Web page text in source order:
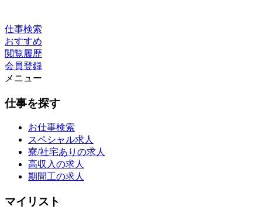
仕事検索
おすすめ
閲覧履歴
会員登録
メニュー
仕事を探す
お仕事検索
スペシャル求人
寮/社宅ありの求人
高収入の求人
期間工の求人
マイリスト